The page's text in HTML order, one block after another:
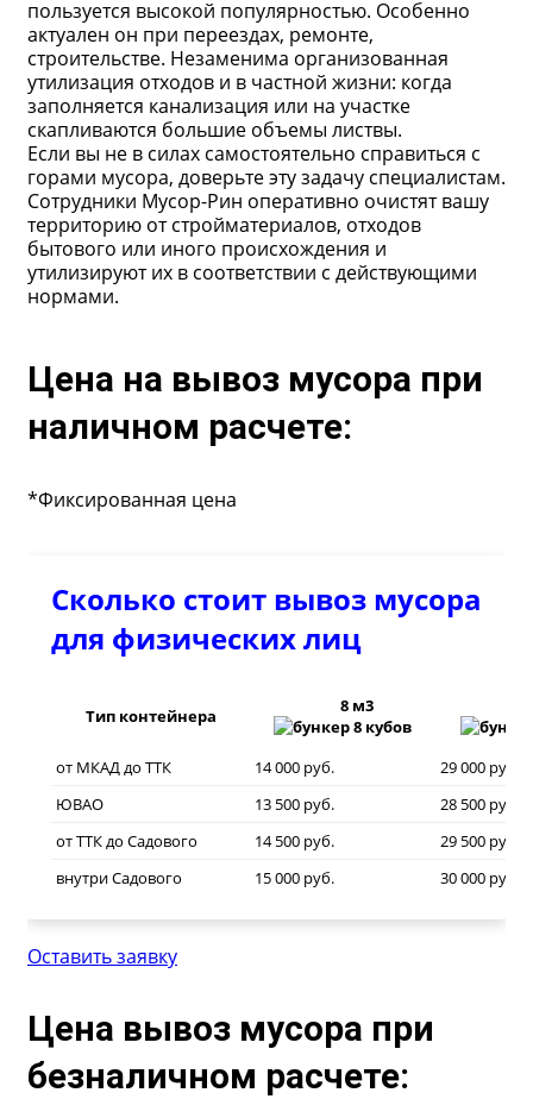
пользуется высокой популярностью. Особенно
актуален он при переездах, ремонте,
строительстве. Незаменима организованная
утилизация отходов и в частной жизни: когда
заполняется канализация или на участке
скапливаются большие объемы листвы.
Если вы не в силах самостоятельно справиться с
горами мусора, доверьте эту задачу специалистам.
Сотрудники Мусор-Рин оперативно очистят вашу
территорию от стройматериалов, отходов
бытового или иного происхождения и
утилизируют их в соответствии с действующими
нормами.
Цена на вывоз мусора при
наличном расчете:
*Фиксированная цена
Сколько стоит вывоз мусора
для физических лиц
Тип контейнера 8 м3
от МКАД до ТТК 14 000 руб.
29 000 руб.
ЮВАО
13 500 руб.
28 500 руб.
от ТТК до Садового
14 500 руб.
29 500 руб.
внутри Садового
15 000 руб. 30 000 руб.
Оставить заявку
Цена вывоз мусора при
безналичном расчете: